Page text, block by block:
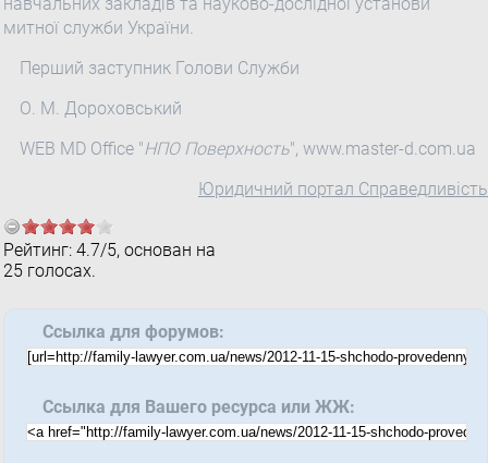
митної служби України.
Перший заступник Голови Служби
О. М. Дороховський
WEB MD Office "НПО Поверхность", www.master-d.com.ua
Юридичний портал Справедливість
Рейтинг: 4.7/5, основан на
25 голосах.
Ссылка для форумов:
Ссылка для Вашего ресурса или ЖЖ: